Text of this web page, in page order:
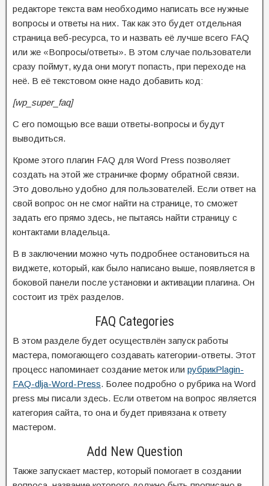
редакторе текста вам необходимо написать все нужные
вопросы и ответы на них. Так как это будет отдельная
страница веб-ресурса, то и назвать её лучше всего FAQ
или же «Вопросы/ответы». В этом случае пользователи
сразу поймут, куда они могут попасть, при переходе на
неё. В её текстовом окне надо добавить код:
[wp_super_faq]
С его помощью все ваши ответы-вопросы и будут
выводиться.
Кроме этого плагин FAQ для Word Press позволяет
создать на этой же страничке форму обратной связи.
Это довольно удобно для пользователей. Если ответ на
свой вопрос он не смог найти на странице, то сможет
задать его прямо здесь, не пытаясь найти страницу с
контактами владельца.
B в заключении можно чуть подробнее остановиться на
виджете, который, как было написано выше, появляется в
боковой панели после установки и активации плагина. Он
состоит из трёх разделов.
FAQ Categories
В этом разделе будет осуществлён запуск работы
мастера, помогающего создавать категории-ответы. Этот
процесс напоминает создание меток или рубрикPlagin-
FAQ-dlja-Word-Press. Более подробно о рубрика на Word
press мы писали здесь. Если ответом на вопрос является
категория сайта, то она и будет привязана к ответу
мастером.
Add New Question
Также запускает мастер, который помогает в создании